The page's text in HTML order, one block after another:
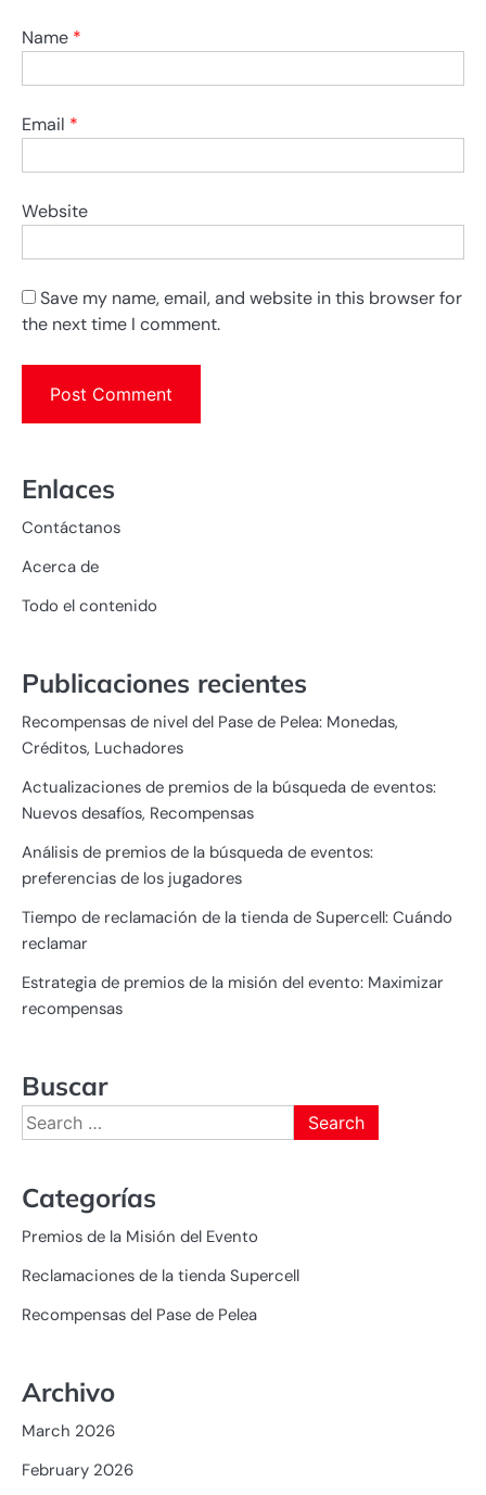
Name *
Email *
Website
Save my name, email, and website in this browser for
the next time I comment.
Enlaces
Contáctanos
Acerca de
Todo el contenido
Publicaciones recientes
Recompensas de nivel del Pase de Pelea: Monedas,
Créditos, Luchadores
Actualizaciones de premios de la búsqueda de eventos:
Nuevos desafíos, Recompensas
Análisis de premios de la búsqueda de eventos:
preferencias de los jugadores
Tiempo de reclamación de la tienda de Supercell: Cuándo
reclamar
Estrategia de premios de la misión del evento: Maximizar
recompensas
Buscar
Search
for:
Categorías
Premios de la Misión del Evento
Reclamaciones de la tienda Supercell
Recompensas del Pase de Pelea
Archivo
March 2026
February 2026